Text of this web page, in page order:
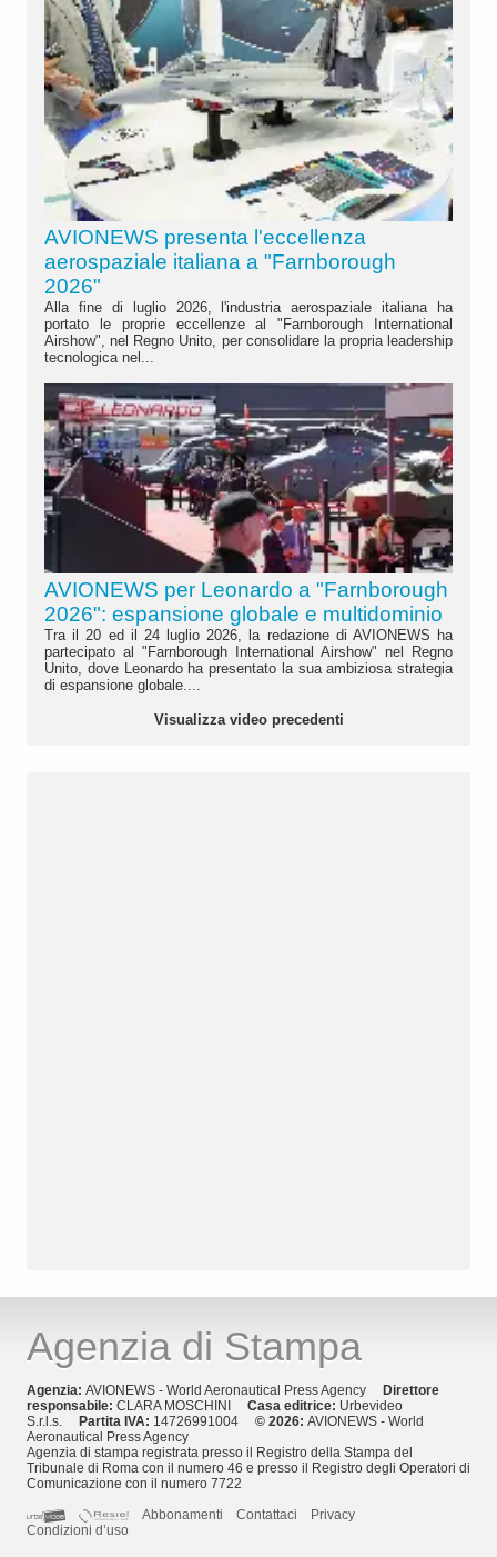
AVIONEWS presenta l'eccellenza
aerospaziale italiana a "Farnborough
2026"
Alla fine di luglio 2026, l'industria aerospaziale italiana ha
portato le proprie eccellenze al "Farnborough International
Airshow", nel Regno Unito, per consolidare la propria leadership
tecnologica nel...
AVIONEWS per Leonardo a "Farnborough
2026": espansione globale e multidominio
Tra il 20 ed il 24 luglio 2026, la redazione di AVIONEWS ha
partecipato al "Farnborough International Airshow" nel Regno
Unito, dove Leonardo ha presentato la sua ambiziosa strategia
di espansione globale....
Visualizza video precedenti
Agenzia di Stampa
Agenzia: AVIONEWS - World Aeronautical Press Agency Direttore
responsabile: CLARA MOSCHINI Casa editrice: Urbevideo
S.r.l.s. Partita IVA: 14726991004 © 2026: AVIONEWS - World
Aeronautical Press Agency
Agenzia di stampa registrata presso il Registro della Stampa del
Tribunale di Roma con il numero 46 e presso il Registro degli Operatori di
Comunicazione con il numero 7722
Abbonamenti
Contattaci
Privacy
Condizioni d’uso